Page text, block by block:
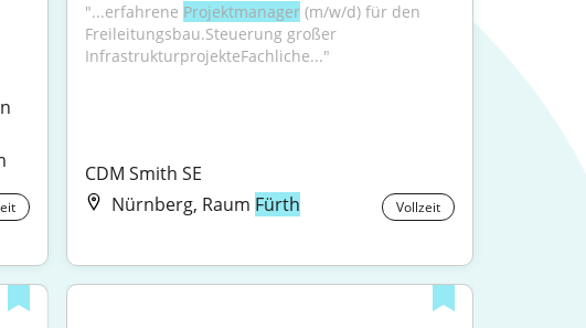
"...erfahrene Projektmanager (m/w/d) für den
Freileitungsbau.Steuerung großer
InfrastrukturprojekteFachliche..."
CDM Smith SE
Nürnberg, Raum Fürth Vollzeit